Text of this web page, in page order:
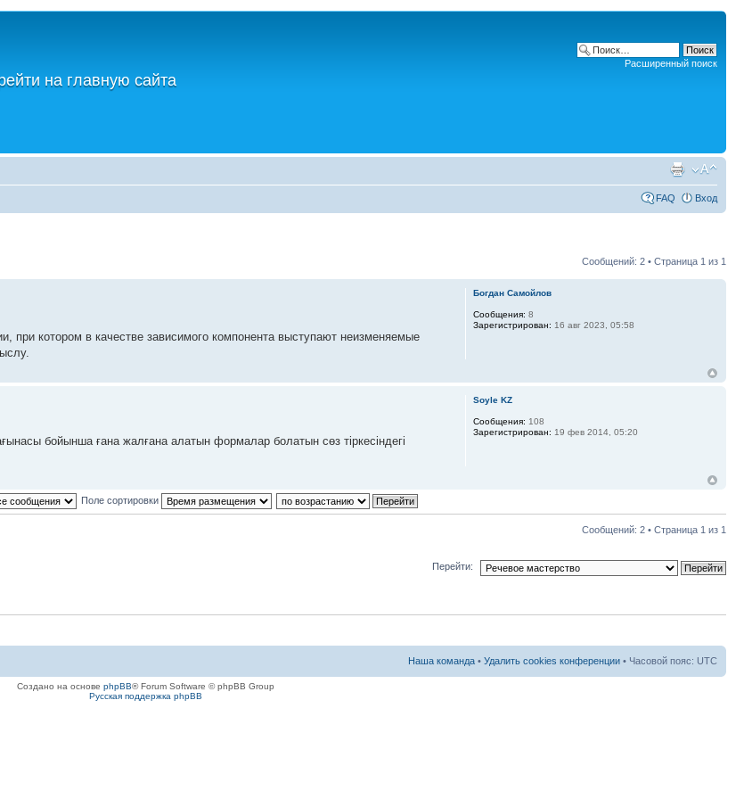
на главную сайта
Расширенный поиск
FAQ Вход
Сообщений: 2 • Страница 1 из 1
при котором в качестве зависимого компонента выступают неизменяемые
Богдан Самойлов
Сообщения: 8
Зарегистрирован: 16 авг 2023, 05:58
бойынша ғана жалғана алатын формалар болатын сөз тіркесіндегі
Soyle KZ
Сообщения: 108
Зарегистрирован: 19 фев 2014, 05:20
Поле сортировки
Сообщений: 2 • Страница 1 из 1
Перейти:
Наша команда • Удалить cookies конференции • Часовой пояс: UTC
Создано на основе phpBB® Forum Software © phpBB Group
Русская поддержка phpBB